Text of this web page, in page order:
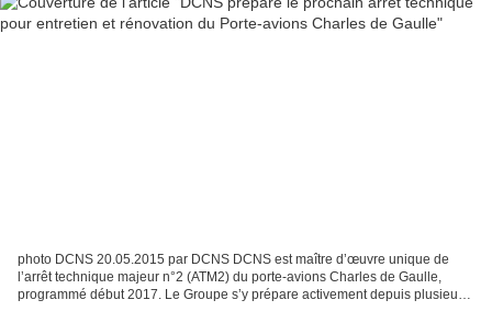
photo DCNS 20.05.2015 par DCNS DCNS est maître d’œuvre unique de
l’arrêt technique majeur n°2 (ATM2) du porte-avions Charles de Gaulle,
programmé début 2017. Le Groupe s’y prépare activement depuis plusieurs